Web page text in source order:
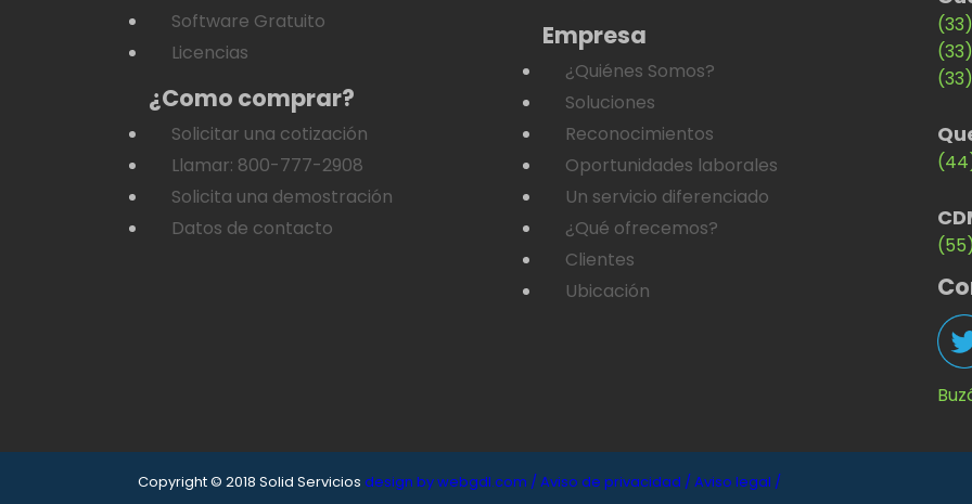
Software Gratuito
Licencias
¿Como comprar?
Solicitar una cotización
Llamar: 800-777-2908
Solicita una demostración
Datos de contacto
Empresa
¿Quiénes Somos?
Soluciones
Reconocimientos
Oportunidades laborales
Un servicio diferenciado
¿Qué ofrecemos?
Clientes
Ubicación
Copyright © 2018 Solid Servicios design by webgdl.com /Aviso de privacidad /Aviso legal /